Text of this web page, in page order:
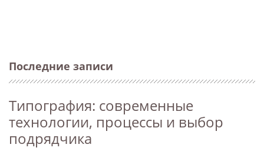
Последние записи
Типография: современные
технологии, процессы и выбор
подрядчика